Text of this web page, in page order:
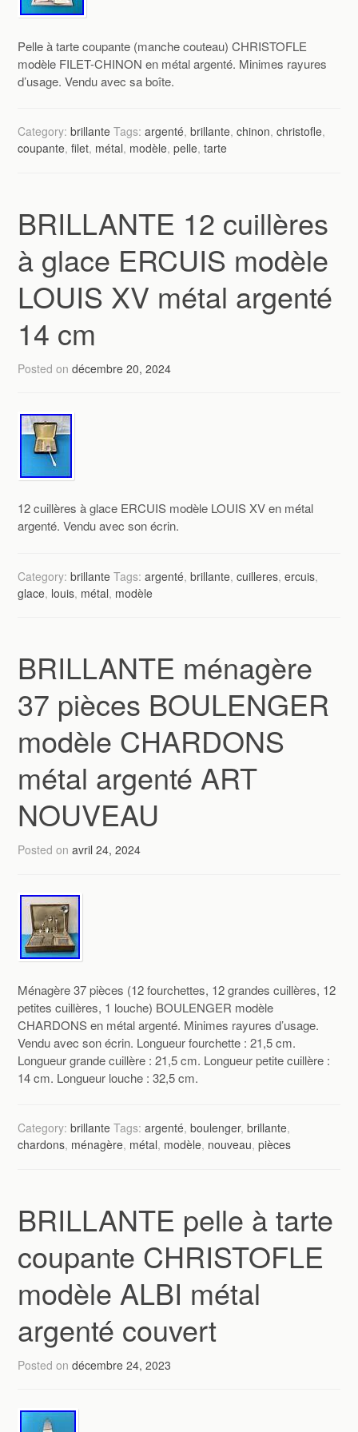
Pelle à tarte coupante (manche couteau) CHRISTOFLE
modèle FILET-CHINON en métal argenté. Minimes rayures
d’usage. Vendu avec sa boîte.
Category:brillante Tags:argenté,brillante,chinon,christofle,
coupante,filet, métal, modèle,pelle,tarte
BRILLANTE 12 cuillères
à glace ERCUIS modèle
LOUIS XV métal argenté
14 cm
Posted ondécembre 20, 2024
12 cuillères à glace ERCUIS modèle LOUIS XV en métal
argenté. Vendu avec son écrin.
Category:brillante Tags:argenté,brillante,cuilleres,ercuis,
glace, louis, métal, modèle
BRILLANTE ménagère
37 pièces BOULENGER
modèle CHARDONS
métal argenté ART
NOUVEAU
Posted onavril 24, 2024
Ménagère 37 pièces (12 fourchettes, 12 grandes cuillères, 12
petites cuillères, 1 louche) BOULENGER modèle
CHARDONS en métal argenté. Minimes rayures d’usage.
Vendu avec son écrin. Longueur fourchette : 21,5 cm.
Longueur grande cuillère : 21,5 cm. Longueur petite cuillère :
14 cm. Longueur louche : 32,5 cm.
Category:brillante Tags:argenté,boulenger,brillante,
chardons, ménagère, métal, modèle, nouveau,pièces
BRILLANTE pelle à tarte
coupante CHRISTOFLE
modèle ALBI métal
argenté couvert
Posted ondécembre 24, 2023